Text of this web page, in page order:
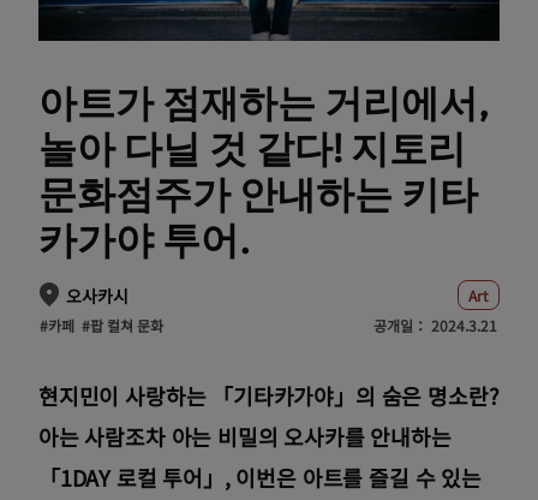
아트가 점재하는 거리에서,
놀아 다닐 것 같다! 지토리
문화점주가 안내하는 키타
카가야 투어.
오사카시
Art
#카페 #팝 컬쳐 문화 공개일： 2024.3.21
현지민이 사랑하는 「기타카가야」의 숨은 명소란?
아는 사람조차 아는 비밀의 오사카를 안내하는
「1DAY 로컬 투어」, 이번은 아트를 즐길 수 있는